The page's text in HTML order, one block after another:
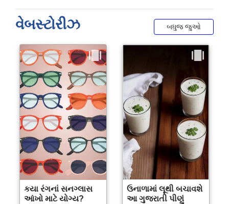
વેબસ્ટોરીઝ બધુજ જુઓ
કયા રંગનાં સનગ્લાસ
આંખો માટે યોગ્ય?
ઉનાળામાં લૂથી બચાવશે
આ ગુજરાતી પીણું